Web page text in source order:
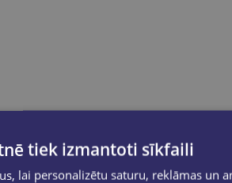
tiek izmantoti sīkfaili
lai personalizētu saturu, reklāmas un